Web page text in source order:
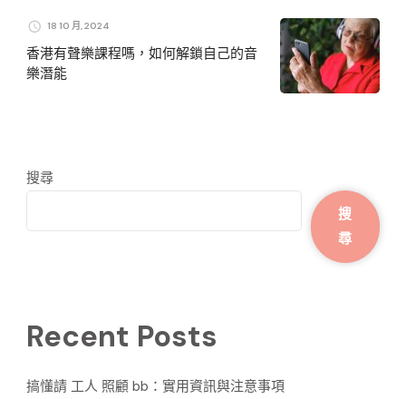
18 10 月, 2024
香港有聲樂課程嗎，如何解鎖自己的音
樂潛能
搜尋
搜
尋
Recent Posts
搞懂請 工人 照顧 bb：實用資訊與注意事項